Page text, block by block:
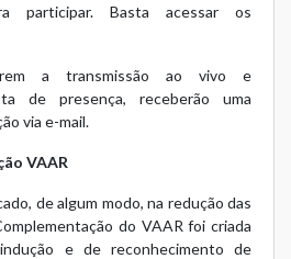
participar. Basta acessar os
a transmissão ao vivo e
de presença, receberão uma
via e-mail.
VAAR
de algum modo, na redução das
do VAAR foi criada
e de reconhecimento de